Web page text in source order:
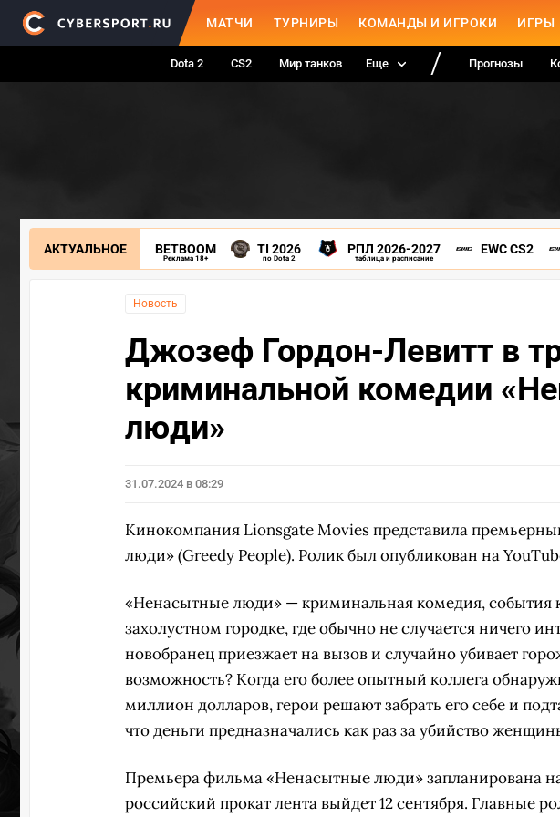
МАТЧИ ТУРНИРЫ КОМАНДЫ И ИГРОКИ ИГРЫ
Dota 2 CS2 Мир танков Еще Прогнозы
АКТУАЛЬНОЕ BETBOOM
Реклама 18+
TI 2026
по Dota 2
РПЛ 2026-2027
таблица и расписание
EWC CS2
Новость
Джозеф Гордон-Левитт в
криминальной комедии
люди»
31.07.2024 в 08:29
Кинокомпания Lionsgate Movies представила
люди» (Greedy People). Ролик был опубликован на
«Ненасытные люди» — криминальная комедия, события
захолустном городке, где обычно не случается ничего
новобранец приезжает на вызов и случайно убивает
возможность? Когда его более опытный коллега
миллион долларов, герои решают забрать его себе и
что деньги предназначались как раз за убийство
Премьера фильма «Ненасытные люди» запланирована на
российский прокат лента выйдет 12 сентября. Главные